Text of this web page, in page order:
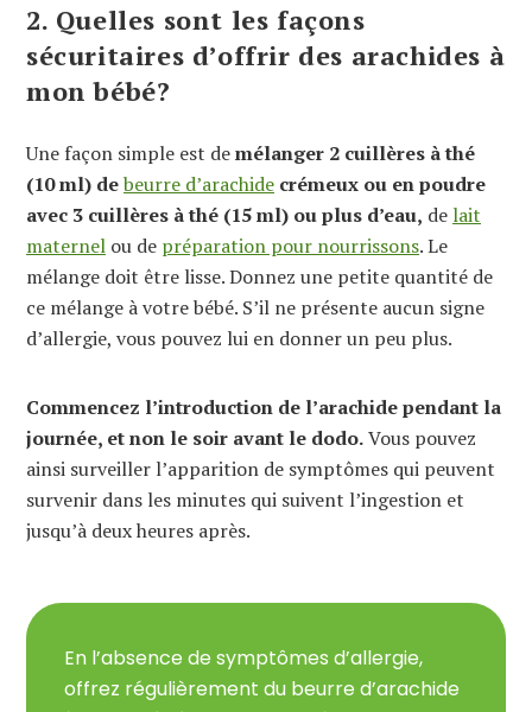
2. Quelles sont les façons
sécuritaires d’offrir des arachides à
mon bébé?
Une façon simple est demélanger 2 cuillères à thé
(10 ml) debeurre d’arachide crémeux ou en poudre
avec 3 cuillères à thé (15 ml) ou plus d’eau, de lait
maternel ou de préparation pour nourrissons. Le
mélange doit être lisse. Donnez une petite quantité de
ce mélange à votre bébé. S’il ne présente aucun signe
d’allergie, vous pouvez lui en donner un peu plus.
Commencez l’introduction de l’arachide pendant la
journée, et non le soir avant le dodo.Vous pouvez
ainsi surveiller l’apparition de symptômes qui peuvent
survenir dans les minutes qui suivent l’ingestion et
jusqu’à deux heures après.
En l’absence de symptômes d’allergie,
offrez régulièrement du beurre d’arachide